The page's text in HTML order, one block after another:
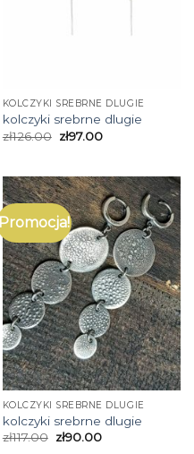
KOLCZYKI SREBRNE DLUGIE
kolczyki srebrne dlugie
zł126.00 zł97.00
Promocja!
KOLCZYKI SREBRNE DLUGIE
kolczyki srebrne dlugie
zł117.00 zł90.00